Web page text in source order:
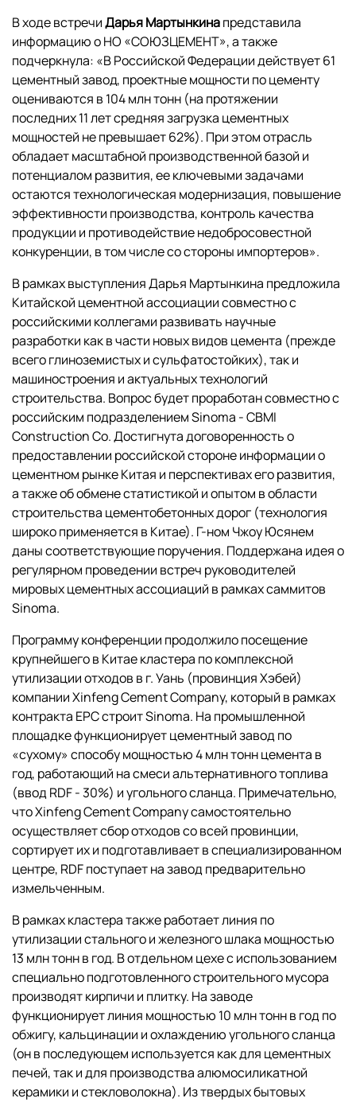
В ходе встречиДарья Мартынкинапредставила
информацию о НО «СОЮЗЦЕМЕНТ», а также
подчеркнула: «В Российской Федерации действует 61
цементный завод, проектные мощности по цементу
оцениваются в 104 млн тонн (на протяжении
последних 11 лет средняя загрузка цементных
мощностей не превышает 62%). При этом отрасль
обладает масштабной производственной базой и
потенциалом развития, ее ключевыми задачами
остаются технологическая модернизация, повышение
эффективности производства, контроль качества
продукции и противодействие недобросовестной
конкуренции, в том числе со стороны импортеров».
В рамках выступления Дарья Мартынкина предложила
Китайской цементной ассоциации совместно с
российскими коллегами развивать научные
разработки как в части новых видов цемента (прежде
всего глиноземистых и сульфатостойких), так и
машиностроения и актуальных технологий
строительства. Вопрос будет проработан совместно с
российским подразделением Sinoma - CBMI
Construction Co. Достигнута договоренность о
предоставлении российской стороне информации о
цементном рынке Китая и перспективах его развития,
а также об обмене статистикой и опытом в области
строительства цементобетонных дорог (технология
широко применяется в Китае). Г-ном Чжоу Юсянем
даны соответствующие поручения. Поддержана идея о
регулярном проведении встреч руководителей
мировых цементных ассоциаций в рамках саммитов
Sinoma.
Программу конференции продолжило посещение
крупнейшего в Китае кластера по комплексной
утилизации отходов в г. Уань (провинция Хэбей)
компании Xinfeng Cement Company, который в рамках
контракта EPC cтроит Sinoma. На промышленной
площадке функционирует цементный завод по
«сухому» способу мощностью 4 млн тонн цемента в
год, работающий на смеси альтернативного топлива
(ввод RDF - 30%) и угольного сланца. Примечательно,
что Xinfeng Cement Company самостоятельно
осуществляет сбор отходов со всей провинции,
сортирует их и подготавливает в специализированном
центре, RDF поступает на завод предварительно
измельченным.
В рамках кластера также работает линия по
утилизации стального и железного шлака мощностью
13 млн тонн в год. В отдельном цехе с использованием
специально подготовленного строительного мусора
производят кирпичи и плитку. На заводе
функционирует линия мощностью 10 млн тонн в год по
обжигу, кальцинации и охлаждению угольного сланца
(он в последующем используется как для цементных
печей, так и для производства алюмосиликатной
керамики и стекловолокна). Из твердых бытовых